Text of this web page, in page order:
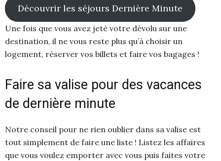
Découvrir les séjours Dernière Minute
Une fois que vous avez jeté votre dévolu sur une
destination, il ne vous reste plus qu’à choisir un
logement, réserver vos billets et faire vos bagages !
Faire sa valise pour des vacances
de dernière minute
Notre conseil pour ne rien oublier dans sa valise est
tout simplement de faire une liste ! Listez les affaires
que vous voulez emporter avec vous puis faites votre